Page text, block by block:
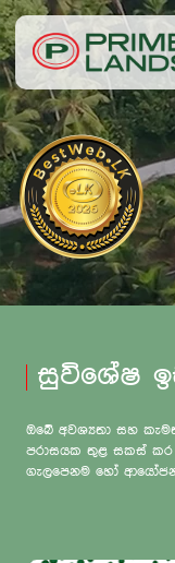
සුවිශේෂ
ඔබේ අවශ්‍යතා සහ
පරාසයක තුළ සකස් කර
ගැලපෙනම හෝ